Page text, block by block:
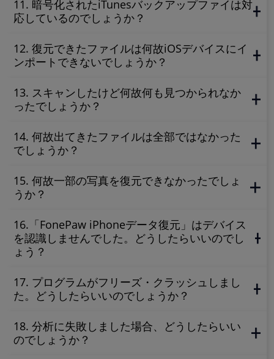
11. 暗号化されたiTunesバックアップファイは対
応しているのでしょうか？
12. 復元できたファイルは何故iOSデバイスにイ
ンポートできないでしょうか？
13. スキャンしたけど何故何も見つかられなか
ったでしょうか？
14. 何故出てきたファイルは全部ではなかった
でしょうか？
15. 何故一部の写真を復元できなかったでしょ
うか？
16.「FonePaw iPhoneデータ復元」はデバイス
を認識しませんでした。どうしたらいいのでし
ょう？
17. プログラムがフリーズ・クラッシュしまし
た。どうしたらいいのでしょうか？
18. 分析に失敗しました場合、どうしたらいい
のでしょうか？